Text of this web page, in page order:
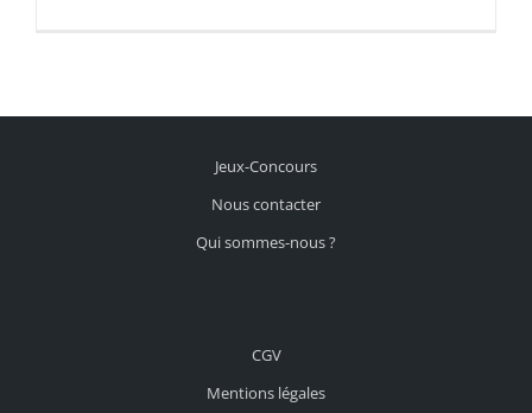
Jeux-Concours
Nous contacter
Qui sommes-nous ?
CGV
Mentions légales